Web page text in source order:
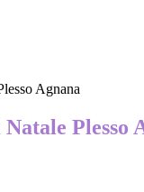
Agnana
Plesso